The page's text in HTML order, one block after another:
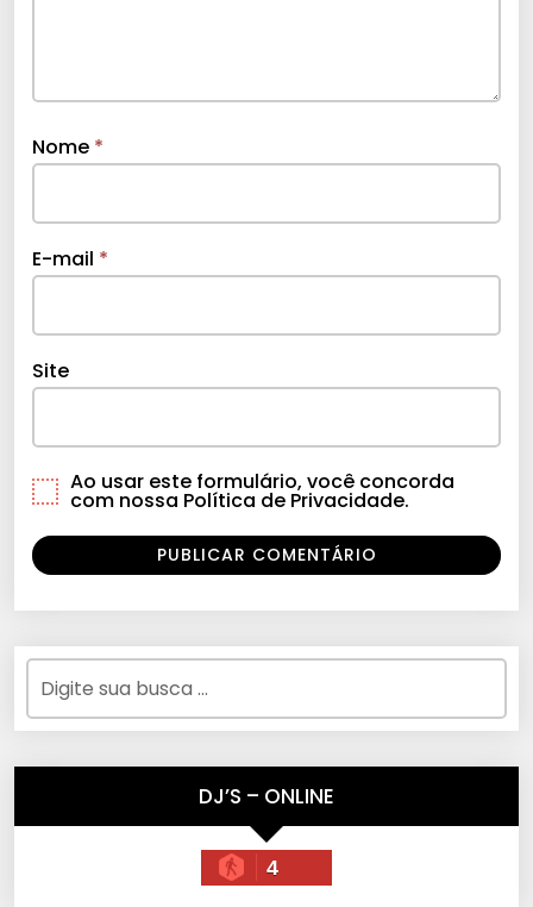
Nome *
E-mail *
Site
Ao usar este formulário, você concorda
com nossa Política de Privacidade.
DJ’S – ONLINE
4